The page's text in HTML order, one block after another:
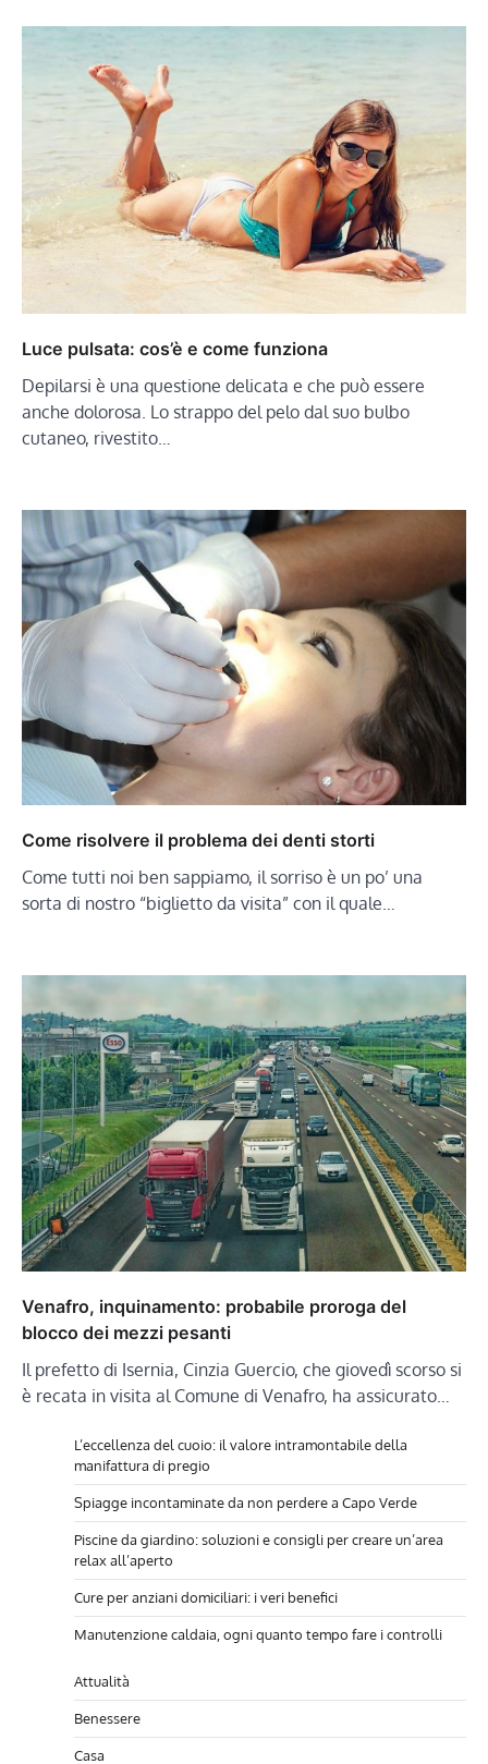
Luce pulsata: cos’è e come funziona
Depilarsi è una questione delicata e che può essere
anche dolorosa. Lo strappo del pelo dal suo bulbo
cutaneo, rivestito…
Come risolvere il problema dei denti storti
Come tutti noi ben sappiamo, il sorriso è un po’ una
sorta di nostro “biglietto da visita” con il quale…
Venafro, inquinamento: probabile proroga del
blocco dei mezzi pesanti
Il prefetto di Isernia, Cinzia Guercio, che giovedì scorso si
è recata in visita al Comune di Venafro, ha assicurato…
L’eccellenza del cuoio: il valore intramontabile della
manifattura di pregio
Spiagge incontaminate da non perdere a Capo Verde
Piscine da giardino: soluzioni e consigli per creare un’area
relax all’aperto
Cure per anziani domiciliari: i veri benefici
Manutenzione caldaia, ogni quanto tempo fare i controlli
Attualità
Benessere
Casa